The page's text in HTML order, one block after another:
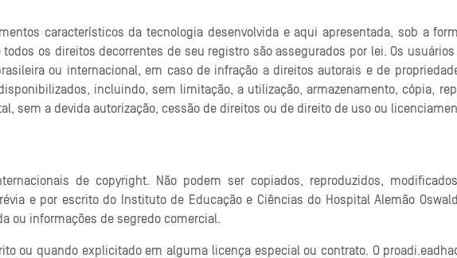
característicos da tecnologia desenvolvida e aqui apresentada, sob a
os direitos decorrentes de seu registro são assegurados por lei. Os
ou internacional, em caso de infração a direitos autorais e de
incluindo, sem limitação, a utilização, armazenamento, cópia,
sem a devida autorização, cessão de direitos ou de direito de uso ou
de copyright. Não podem ser copiados, reproduzidos,
e por escrito do Instituto de Educação e Ciências do Hospital Alemão
ou informações de segredo comercial.
ou quando explicitado em alguma licença especial ou contrato. O